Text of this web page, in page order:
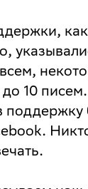
10 писем.